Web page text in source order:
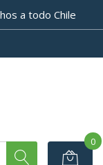
a todo Chile
0